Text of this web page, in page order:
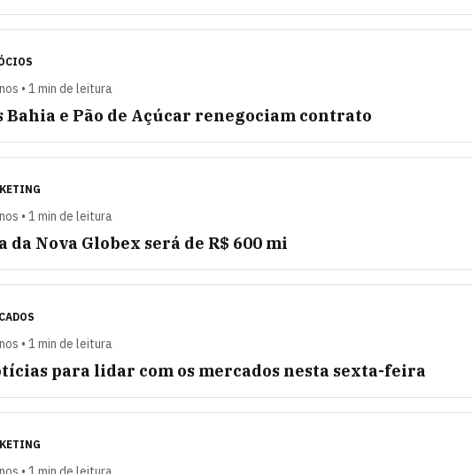
• 1 min de leitura
Bahia e Pão de Açúcar renegociam contrato
• 1 min de leitura
da Nova Globex será de R$ 600 mi
• 1 min de leitura
para lidar com os mercados nesta sexta-feira